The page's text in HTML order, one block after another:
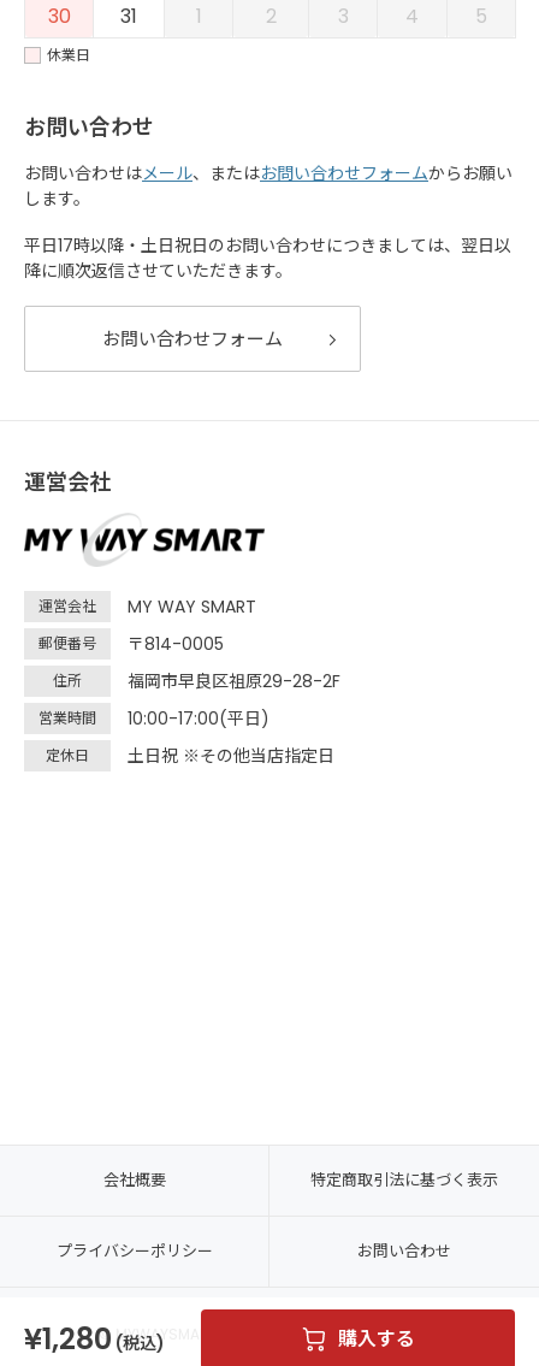
1,280 購入する
30
31 1 2 3 4 5
休業日
お問い合わせ
お問い合わせはメール、またはお問い合わせフォームからお願い
します。
平日17時以降・土日祝日のお問い合わせにつきましては、翌日以
降に順次返信させていただきます。
お問い合わせフォーム
運営会社
運営会社 MY WAY SMART
郵便番号 〒814-0005
住所 福岡市早良区祖原29-28-2F
営業時間 10:00-17:00(平日)
定休日 土日祝 ※その他当店指定日
会社概要 特定商取引法に基づく表示
プライバシーポリシー お問い合わせ
© MYWAYSMART CO., LTD. ALL RIGHTS RESERVED.